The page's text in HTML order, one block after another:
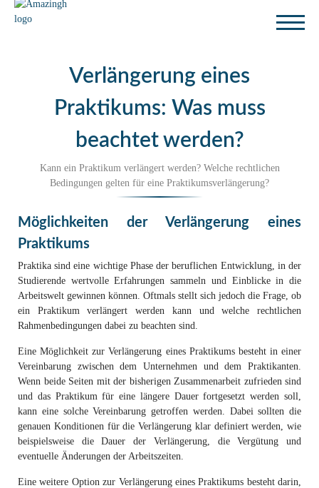
Verlängerung eines
Praktikums: Was muss
beachtet werden?
Kann ein Praktikum verlängert werden? Welche rechtlichen
Bedingungen gelten für eine Praktikumsverlängerung?
Möglichkeiten der Verlängerung eines
Praktikums
Praktika sind eine wichtige Phase der beruflichen Entwicklung, in der
Studierende wertvolle Erfahrungen sammeln und Einblicke in die
Arbeitswelt gewinnen können. Oftmals stellt sich jedoch die Frage, ob
ein Praktikum verlängert werden kann und welche rechtlichen
Rahmenbedingungen dabei zu beachten sind.
Eine Möglichkeit zur Verlängerung eines Praktikums besteht in einer
Vereinbarung zwischen dem Unternehmen und dem Praktikanten.
Wenn beide Seiten mit der bisherigen Zusammenarbeit zufrieden sind
und das Praktikum für eine längere Dauer fortgesetzt werden soll,
kann eine solche Vereinbarung getroffen werden. Dabei sollten die
genauen Konditionen für die Verlängerung klar definiert werden, wie
beispielsweise die Dauer der Verlängerung, die Vergütung und
eventuelle Änderungen der Arbeitszeiten.
Eine weitere Option zur Verlängerung eines Praktikums besteht darin,